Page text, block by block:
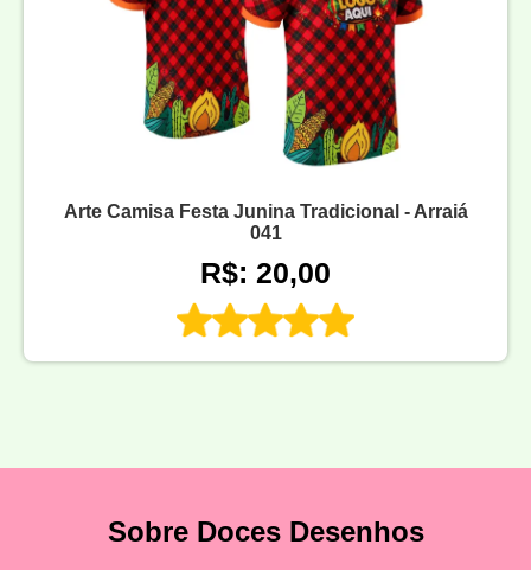
Arte Camisa Festa Junina Tradicional - Arraiá
041
R$: 20,00
Sobre Doces Desenhos